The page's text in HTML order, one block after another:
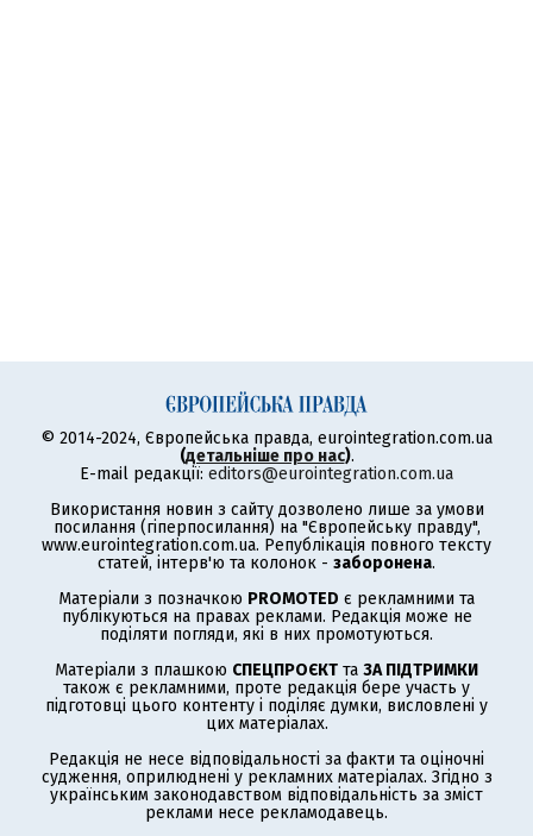
© 2014-2024, Європейська правда, eurointegration.com.ua
(детальніше про нас).
E-mail редакції: editors@eurointegration.com.ua
Використання новин з сайту дозволено лише за умови
посилання (гіперпосилання) на "Європейську правду",
www.eurointegration.com.ua. Републікація повного тексту
статей, інтерв'ю та колонок - заборонена.
Матеріали з позначкою PROMOTED є рекламними та
публікуються на правах реклами. Редакція може не
поділяти погляди, які в них промотуються.
Матеріали з плашкою СПЕЦПРОЄКТ та ЗА ПІДТРИМКИ
також є рекламними, проте редакція бере участь у
підготовці цього контенту і поділяє думки, висловлені у
цих матеріалах.
Редакція не несе відповідальності за факти та оціночні
судження, оприлюднені у рекламних матеріалах. Згідно з
українським законодавством відповідальність за зміст
реклами несе рекламодавець.